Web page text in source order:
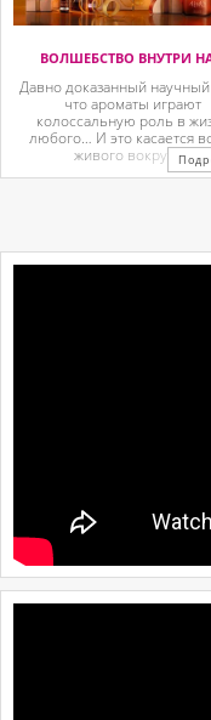
ВОЛШЕБСТВО ВНУТРИ
Давно доказанный научный
что ароматы играют
колоссальную роль в
любого… И это касается
живого вокруг. ...